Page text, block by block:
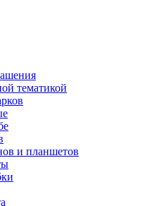
тематикой
и планшетов